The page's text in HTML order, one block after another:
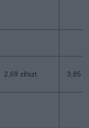
2,69 zł/szt. 3,85